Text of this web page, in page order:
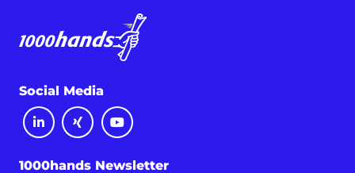
Social Media
1000hands Newsletter